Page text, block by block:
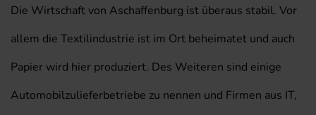
Die Wirtschaft von Aschaffenburg ist überaus stabil. Vor
allem die Textilindustrie ist im Ort beheimatet und auch
Papier wird hier produziert. Des Weiteren sind einige
Automobilzulieferbetriebe zu nennen und Firmen aus IT,